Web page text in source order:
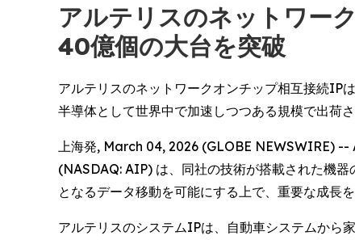
アルテリスのネットワー
40億個の大台を突破
アルテリスのネットワークオンチップ相互接続IP
半導体として世界中で加速しつつある規模で出荷さ
上海発, March 04, 2026 (GLOBE NEWSWIRE)
(NASDAQ: AIP) は、同社の技術が搭載された機
となるデータ移動を可能にする上で、重要な成長を
アルテリスのシステムIPは、自動車システムから